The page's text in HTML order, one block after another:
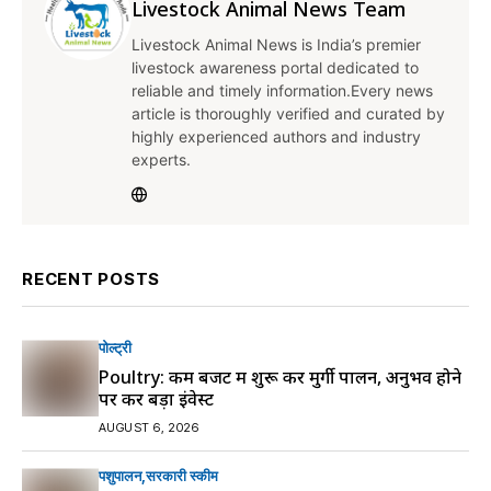
Livestock Animal News Team
Livestock Animal News is India’s premier
livestock awareness portal dedicated to
reliable and timely information.Every news
article is thoroughly verified and curated by
highly experienced authors and industry
experts.
RECENT POSTS
पोल्ट्री
Poultry: कम बजट में शुरू करें मुर्गी पालन, अनुभव होने
पर करें बड़ा इंवेस्ट
AUGUST 6, 2026
पशुपालन सरकारी स्की‍म